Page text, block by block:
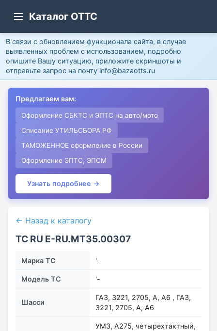
Каталог ОТТС
В связи с обновлением функционала сайта, в случае
выявленных проблем с использованием, подробно
опишите Вашу ситуацию, приложите скриншоты и
отправьте запрос на почту info@bazaotts.ru
Предлагаем вам:
Оформление СБКТС и ЭПТС на авто/мото
Списание УТИЛЬСБОРА РФ
ТАМОЖЕННОЕ оформление в России
Оформление ЭПТС, ЭПСМ
Узнать подробнее →
← Назад к каталогу
ТС RU Е-RU.МТ35.00307
Марка ТС '-
Модель ТС '-
Шасси
ГАЗ, 3221, 2705, А, А6 , ГАЗ,
3221, 2705, А, А6
УМЗ, А275, четырехтактный,